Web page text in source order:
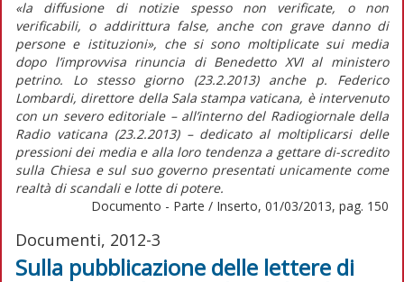
«la diffusione di notizie spesso non verificate, o non
verificabili, o addirittura false, anche con grave danno di
persone e istituzioni», che si sono moltiplicate sui media
dopo l’improvvisa rinuncia di Benedetto XVI al ministero
petrino. Lo stesso giorno (23.2.2013) anche p. Federico
Lombardi, direttore della Sala stampa vaticana, è intervenuto
con un severo editoriale – all’interno del Radiogiornale della
Radio vaticana (23.2.2013) – dedicato al moltiplicarsi delle
pressioni dei media e alla loro tendenza a gettare di-scredito
sulla Chiesa e sul suo governo presentati unicamente come
realtà di scandali e lotte di potere.
Documento - Parte / Inserto, 01/03/2013, pag. 150
Documenti, 2012-3
Sulla pubblicazione delle lettere di